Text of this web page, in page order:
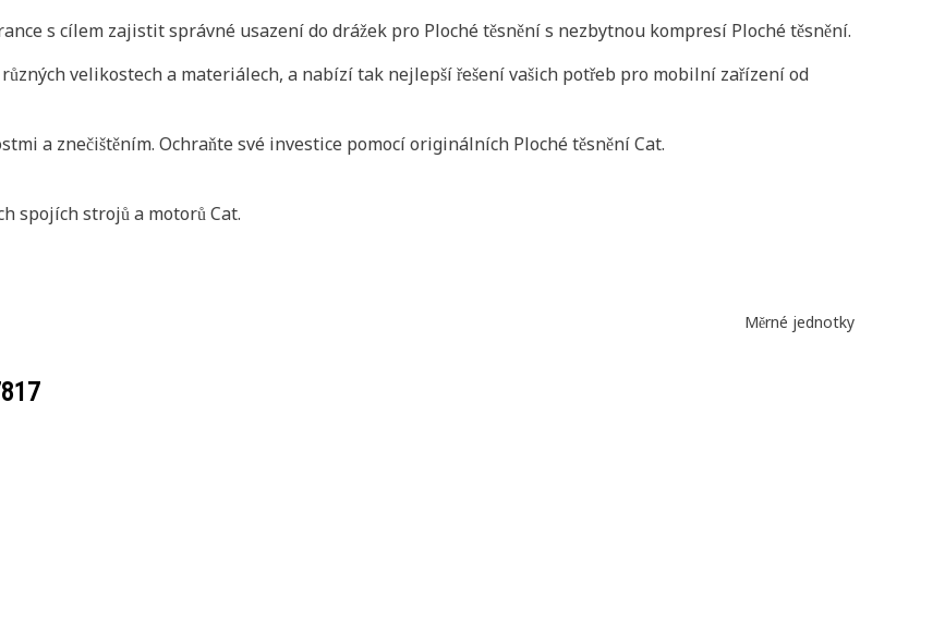
s cílem zajistit správné usazení do drážek pro Ploché těsnění s nezbytnou kompresí Ploché těsnění.
velikostech a materiálech, a nabízí tak nejlepší řešení vašich potřeb pro mobilní zařízení od
a znečištěním. Ochraňte své investice pomocí originálních Ploché těsnění Cat.
spojích strojů a motorů Cat.
Měrné jednotky